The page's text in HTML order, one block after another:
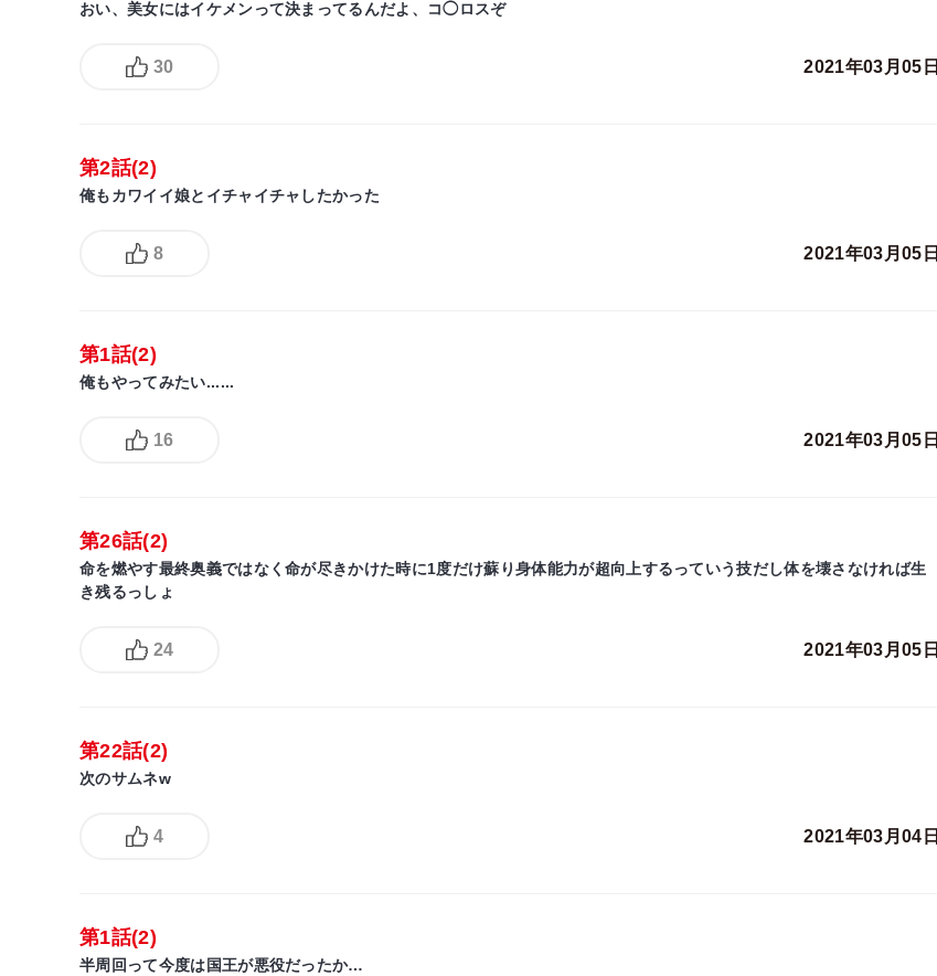
おい、美女にはイケメンって決まってるんだよ、コ◯ロスぞ
30 2021年03月05日
第2話(2)
俺もカワイイ娘とイチャイチャしたかった
8 2021年03月05日
第1話(2)
俺もやってみたい......
16 2021年03月05日
第26話(2)
命を燃やす最終奥義ではなく命が尽きかけた時に1度だけ蘇り身体能力が超向上するっていう技だし体を壊さなければ生
き残るっしょ
24 2021年03月05日
第22話(2)
次のサムネw
4 2021年03月04日
第1話(2)
半周回って今度は国王が悪役だったか…